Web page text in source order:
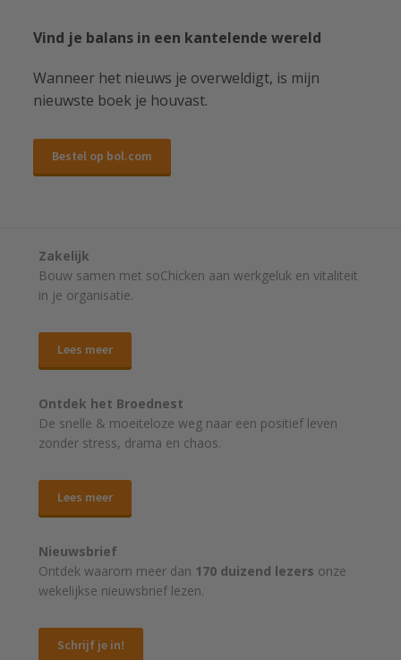
Vind je balans in een kantelende wereld
Wanneer het nieuws je overweldigt, is mijn
nieuwste boek je houvast.
Bestel op bol.com
Zakelijk
Bouw samen met soChicken aan werkgeluk en vitaliteit
in je organisatie.
Lees meer
Ontdek het Broednest
De snelle & moeiteloze weg naar een positief leven
zonder stress, drama en chaos.
Lees meer
Nieuwsbrief
Ontdek waarom meer dan 170 duizend lezers onze
wekelijkse nieuwsbrief lezen.
Schrijf je in!